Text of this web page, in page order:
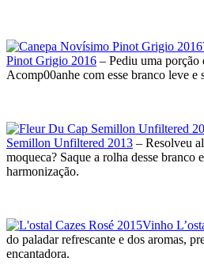
Pinot Grigio 2016 – Pediu uma porção
Acomp00anhe com esse branco leve e
Semillon Unfiltered 2013 – Resolveu
moqueca? Saque a rolha desse branco
harmonização.
Vinho
do paladar refrescante e dos aromas,
encantadora.